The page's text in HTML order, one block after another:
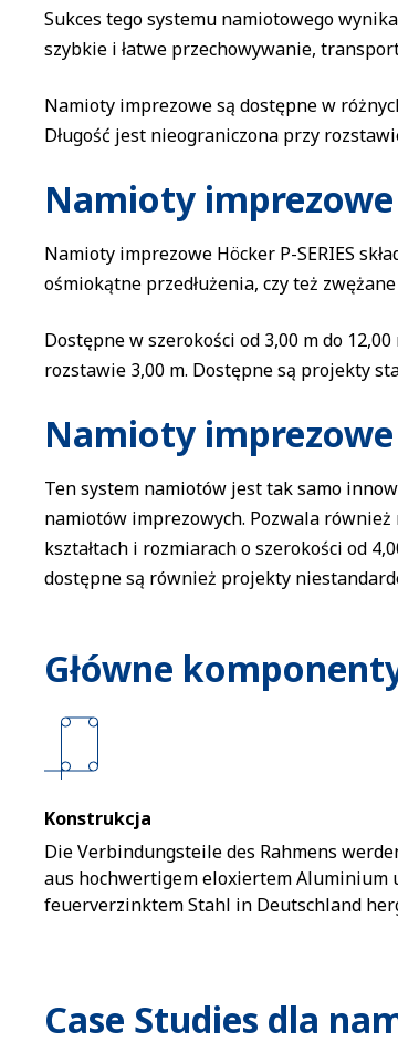
Sukces tego systemu namiotowego
szybkie i łatwe przechowywanie,
Namioty imprezowe są dostępne w
Długość jest nieograniczona przy
Namioty imprezowe
Namioty imprezowe Höcker P-SERIES
ośmiokątne przedłużenia, czy też
Dostępne w szerokości od 3,00 m do
rozstawie 3,00 m. Dostępne są projekty
Namioty
Ten system namiotów jest tak samo
namiotów imprezowych. Pozwala
kształtach i rozmiarach o szerokości od
dostępne są również projekty
Główne
Konstrukcja
Die Verbindungsteile des Rahmens
aus hochwertigem eloxiertem Aluminium
feuerverzinktem Stahl in Deutschland
Case Studies dla